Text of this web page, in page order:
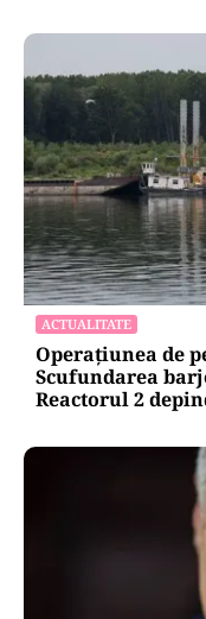
ACTUALITATE
Operațiunea de
Scufundarea
Reactorul 2